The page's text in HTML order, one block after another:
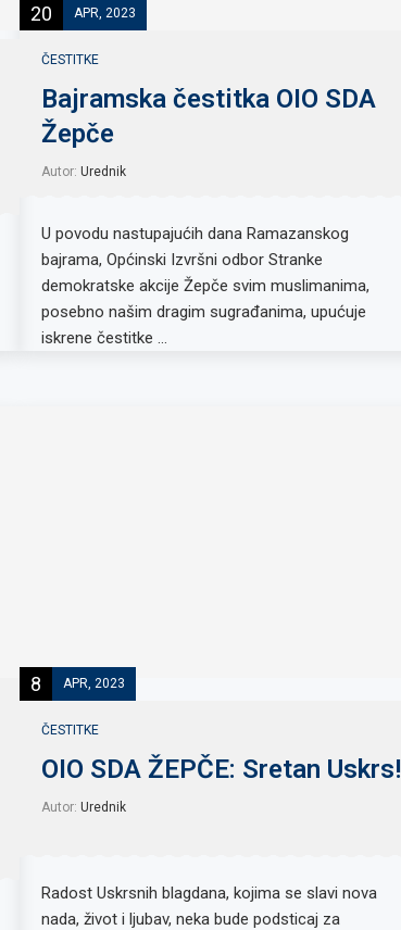
20 APR, 2023
ČESTITKE
Bajramska čestitka OIO SDA
Žepče
Autor: Urednik
U povodu nastupajućih dana Ramazanskog
bajrama, Općinski Izvršni odbor Stranke
demokratske akcije Žepče svim muslimanima,
posebno našim dragim sugrađanima, upućuje
iskrene čestitke …
8 APR, 2023
ČESTITKE
OIO SDA ŽEPČE: Sretan Uskrs!
Autor: Urednik
Radost Uskrsnih blagdana, kojima se slavi nova
nada, život i ljubav, neka bude podsticaj za